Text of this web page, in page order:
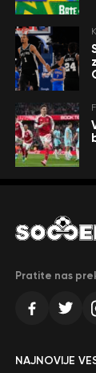
Pratite nas
NAJNOVIJE